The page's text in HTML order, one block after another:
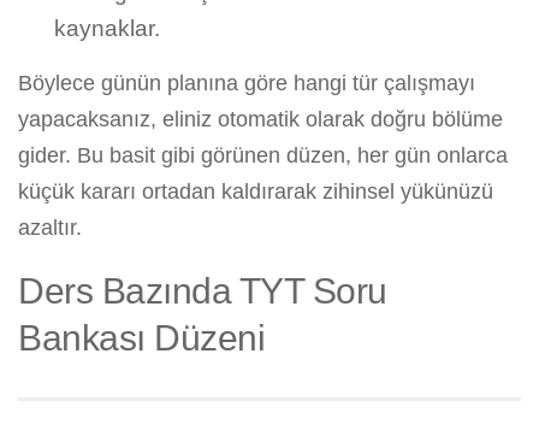
kaynaklar.
Böylece günün planına göre hangi tür çalışmayı
yapacaksanız, eliniz otomatik olarak doğru bölüme
gider. Bu basit gibi görünen düzen, her gün onlarca
küçük kararı ortadan kaldırarak zihinsel yükünüzü
azaltır.
Ders Bazında TYT Soru
Bankası Düzeni